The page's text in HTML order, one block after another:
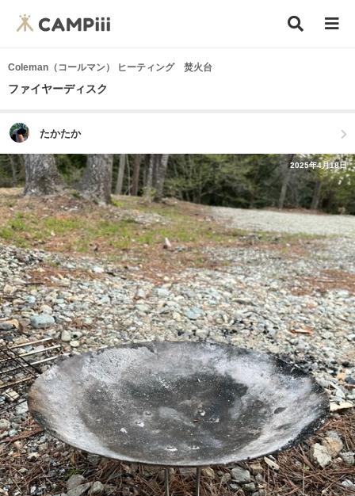
Coleman（コールマン） ヒーティング 焚火台
ファイヤーディスク
たかたか
2025年4月18日